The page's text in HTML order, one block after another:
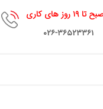
۰۲۶-۳۶۵۲۳۳۶۱